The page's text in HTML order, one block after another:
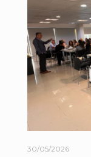
30/05/2026